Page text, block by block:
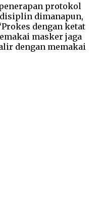
protokol
dimanapun,
dengan ketat
masker jaga
dengan memakai